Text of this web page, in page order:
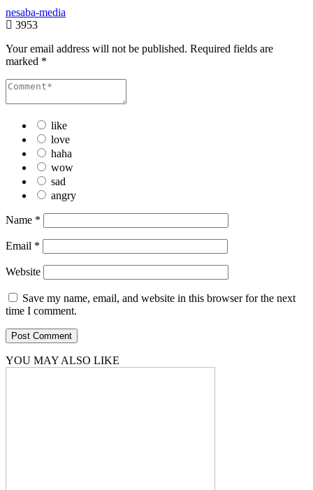
nesaba-media
3953
Your email address will not be published. Required fields are
marked *
like
love
haha
wow
sad
angry
Name *
Email *
Website
Save my name, email, and website in this browser for the next
time I comment.
YOU MAY ALSO LIKE